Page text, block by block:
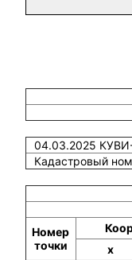
04.03.2025
Кадастровый
Номер
точки
x